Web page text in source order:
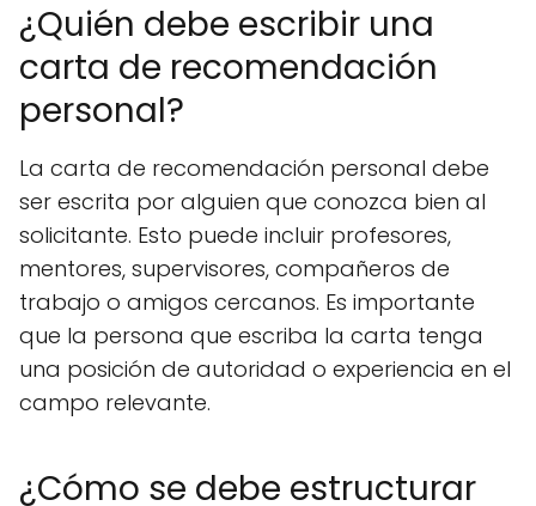
¿Quién debe escribir una
carta de recomendación
personal?
La carta de recomendación personal debe
ser escrita por alguien que conozca bien al
solicitante. Esto puede incluir profesores,
mentores, supervisores, compañeros de
trabajo o amigos cercanos. Es importante
que la persona que escriba la carta tenga
una posición de autoridad o experiencia en el
campo relevante.
¿Cómo se debe estructurar